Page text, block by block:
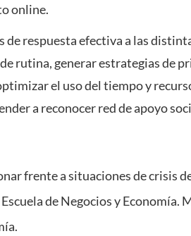
online.
respuesta efectiva a las
rutina, generar estrategias de
el uso del tiempo y
a reconocer red de apoyo
frente a situaciones de crisis
de Negocios y Economía.